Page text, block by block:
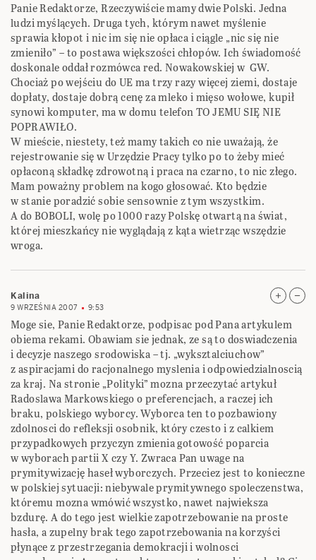
Panie Redaktorze, Rzeczywiście mamy dwie Polski. Jedna
ludzi myślących. Druga tych, którym nawet myślenie
sprawia kłopot i nic im się nie opłaca i ciągle „nic się nie
zmieniło” – to postawa większości chłopów. Ich świadomość
doskonale oddał rozmówca red. Nowakowskiej w GW.
Chociaż po wejściu do UE ma trzy razy więcej ziemi, dostaje
dopłaty, dostaje dobrą cenę za mleko i mięso wołowe, kupił
synowi komputer, ma w domu telefon TO JEMU SIĘ NIE
POPRAWIŁO.
W mieście, niestety, też mamy takich co nie uważają, że
rejestrowanie się w Urzędzie Pracy tylko po to żeby mieć
opłaconą składkę zdrowotną i praca na czarno, to nic złego.
Mam poważny problem na kogo głosować. Kto będzie
w stanie poradzić sobie sensownie z tym wszystkim.
A do BOBOLI, wolę po 1000 razy Polskę otwartą na świat,
której mieszkańcy nie wyglądają z kąta wietrząc wszędzie
wroga.
Kalina
9 WRZEŚNIA 2007 9:53
Moge sie, Panie Redaktorze, podpisac pod Pana artykulem
obiema rekami. Obawiam sie jednak, ze są to doswiadczenia
i decyzje naszego srodowiska – tj. „wyksztalciuchow”
z aspiracjami do racjonalnego myslenia i odpowiedzialnoscią
za kraj. Na stronie „Polityki” mozna przeczytać artykuł
Radoslawa Markowskiego o preferencjach, a raczej ich
braku, polskiego wyborcy. Wyborca ten to pozbawiony
zdolnosci do refleksji osobnik, który czesto i z calkiem
przypadkowych przyczyn zmienia gotowość poparcia
w wyborach partii X czy Y. Zwraca Pan uwage na
prymitywizację haseł wyborczych. Przeciez jest to konieczne
w polskiej sytuacji: niebywale prymitywnego spoleczenstwa,
któremu mozna wmówić wszystko, nawet najwieksza
bzdurę. A do tego jest wielkie zapotrzebowanie na proste
hasła, a zupelny brak tego zapotrzebowania na korzyści
płynące z przestrzegania demokracji i wolnosci